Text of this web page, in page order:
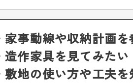
家事動線や収納計画を
造作家具を見てみたい
敷地の使い方や工夫を